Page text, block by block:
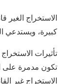
الاستخراج الغير
كبيرة، ويستدعي
تأثيرات
تكون مدمرة على
الاستخراج غير